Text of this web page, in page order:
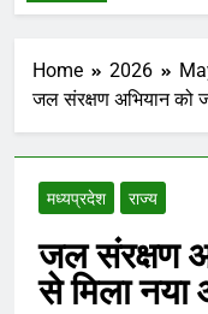
Home 2026
जल संरक्षण अभियान को
मध्‍यप्रदेश राज्य
जल संरक्षण
से मिला नया